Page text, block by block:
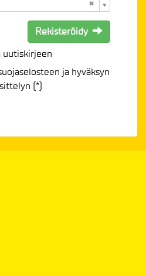
Rekisteröidy
uutiskirjeen
ja hyväksyn
(*)